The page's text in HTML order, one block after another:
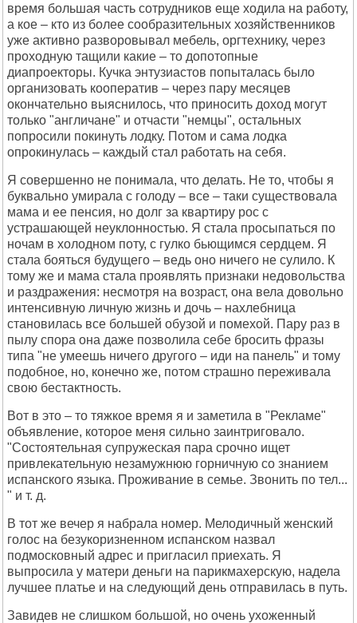
время большая часть сотрудников еще ходила на работу,
а кое – кто из более сообразительных хозяйственников
уже активно разворовывал мебель, оргтехнику, через
проходную тащили какие – то допотопные
диапроекторы. Кучка энтузиастов попыталась было
организовать кооператив – через пару месяцев
окончательно выяснилось, что приносить доход могут
только "англичане" и отчасти "немцы", остальных
попросили покинуть лодку. Потом и сама лодка
опрокинулась – каждый стал работать на себя.
Я совершенно не понимала, что делать. Не то, чтобы я
буквально умирала с голоду – все – таки существовала
мама и ее пенсия, но долг за квартиру рос с
устрашающей неуклонностью. Я стала просыпаться по
ночам в холодном поту, с гулко бьющимся сердцем. Я
стала бояться будущего – ведь оно ничего не сулило. К
тому же и мама стала проявлять признаки недовольства
и раздражения: несмотря на возраст, она вела довольно
интенсивную личную жизнь и дочь – нахлебница
становилась все большей обузой и помехой. Пару раз в
пылу спора она даже позволила себе бросить фразы
типа "не умеешь ничего другого – иди на панель" и тому
подобное, но, конечно же, потом страшно переживала
свою бестактность.
Вот в это – то тяжкое время я и заметила в "Рекламе"
объявление, которое меня сильно заинтриговало.
"Состоятельная супружеская пара срочно ищет
привлекательную незамужнюю горничную со знанием
испанского языка. Проживание в семье. Звонить по тел...
" и т. д.
В тот же вечер я набрала номер. Мелодичный женский
голос на безукоризненном испанском назвал
подмосковный адрес и пригласил приехать. Я
выпросила у матери деньги на парикмахерскую, надела
лучшее платье и на следующий день отправилась в путь.
Завидев не слишком большой, но очень ухоженный